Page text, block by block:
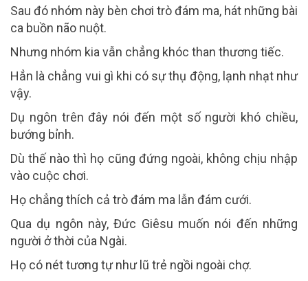
Sau đó nhóm này bèn chơi trò đám ma, hát những bài
ca buồn não nuột.
Nhưng nhóm kia vẫn chẳng khóc than thương tiếc.
Hẳn là chẳng vui gì khi có sự thụ động, lạnh nhạt như
vậy.
Dụ ngôn trên đây nói đến một số người khó chiều,
bướng bỉnh.
Dù thế nào thì họ cũng đứng ngoài, không chịu nhập
vào cuộc chơi.
Họ chẳng thích cả trò đám ma lẫn đám cưới.
Qua dụ ngôn này, Đức Giêsu muốn nói đến những
người ở thời của Ngài.
Họ có nét tương tự như lũ trẻ ngồi ngoài chợ.